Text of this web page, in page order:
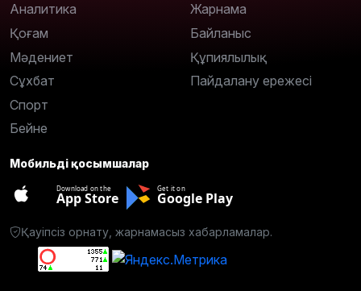
Аналитика
Қоғам
Мәдениет
Сұхбат
Спорт
Бейне
Жарнама
Байланыс
Құпиялылық
Пайдалану ережесі
Мобильді қосымшалар
Download on the
App Store
Get it on
Google Play
Қауіпсіз орнату, жарнамасыз хабарламалар.